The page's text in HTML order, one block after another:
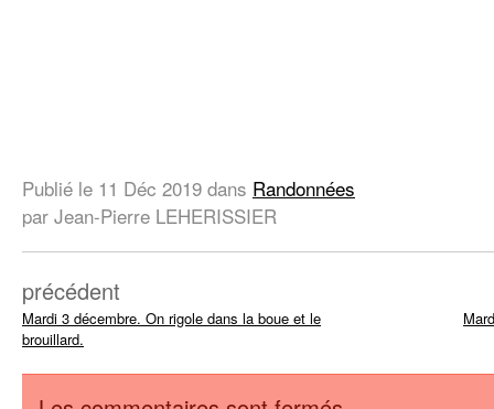
Publié le 11 Déc 2019 dans Randonnées
par Jean-Pierre LEHERISSIER
précédent
Mardi 3 décembre. On rigole dans la boue et le
brouillard.